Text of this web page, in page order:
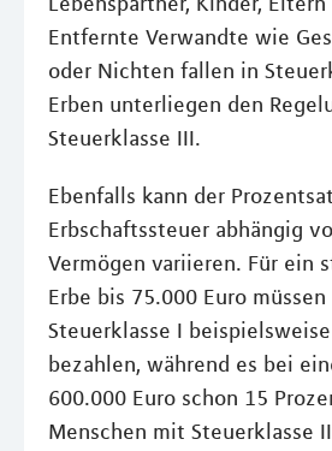
Entfernte Verwandte wie
oder Nichten fallen in
Erben unterliegen den
Steuerklasse III.
Ebenfalls kann der
Erbschaftssteuer abhängig
Vermögen variieren. Für ein
Erbe bis 75.000 Euro
Steuerklasse I
bezahlen, während es bei
600.000 Euro schon 15
Menschen mit Steuerklasse